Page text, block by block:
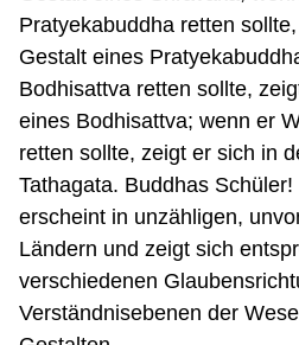
Pratyekabuddha retten
Gestalt eines
Bodhisattva retten sollte,
eines Bodhisattva; wenn er
retten sollte, zeigt er sich in
Tathagata. Buddhas
erscheint in unzähligen,
Ländern und zeigt sich
verschiedenen
Verständnisebenen der